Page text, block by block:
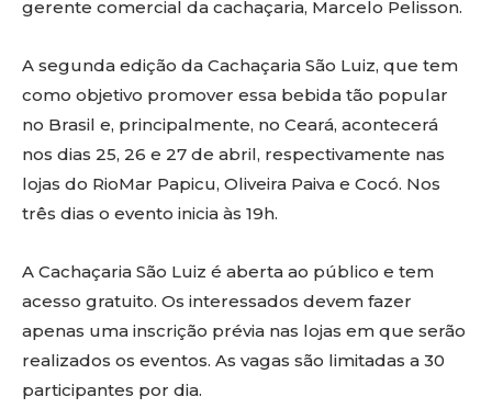
gerente comercial da cachaçaria, Marcelo Pelisson.
A segunda edição da Cachaçaria São Luiz, que tem
como objetivo promover essa bebida tão popular
no Brasil e, principalmente, no Ceará, acontecerá
nos dias 25, 26 e 27 de abril, respectivamente nas
lojas do RioMar Papicu, Oliveira Paiva e Cocó. Nos
três dias o evento inicia às 19h.
A Cachaçaria São Luiz é aberta ao público e tem
acesso gratuito. Os interessados devem fazer
apenas uma inscrição prévia nas lojas em que serão
realizados os eventos. As vagas são limitadas a 30
participantes por dia.